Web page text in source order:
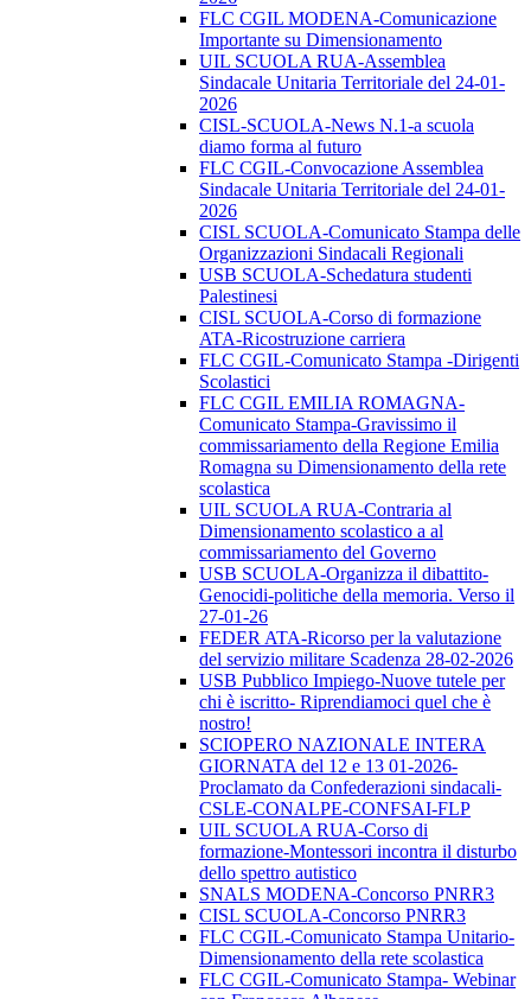
FLC CGIL MODENA-Comunicazione
Importante su Dimensionamento
UIL SCUOLA RUA-Assemblea
Sindacale Unitaria Territoriale del 24-01-
2026
CISL-SCUOLA-News N.1-a scuola
diamo forma al futuro
FLC CGIL-Convocazione Assemblea
Sindacale Unitaria Territoriale del 24-01-
2026
CISL SCUOLA-Comunicato Stampa delle
Organizzazioni Sindacali Regionali
USB SCUOLA-Schedatura studenti
Palestinesi
CISL SCUOLA-Corso di formazione
ATA-Ricostruzione carriera
FLC CGIL-Comunicato Stampa -Dirigenti
Scolastici
FLC CGIL EMILIA ROMAGNA-
Comunicato Stampa-Gravissimo il
commissariamento della Regione Emilia
Romagna su Dimensionamento della rete
scolastica
UIL SCUOLA RUA-Contraria al
Dimensionamento scolastico a al
commissariamento del Governo
USB SCUOLA-Organizza il dibattito-
Genocidi-politiche della memoria. Verso il
27-01-26
FEDER ATA-Ricorso per la valutazione
del servizio militare Scadenza 28-02-2026
USB Pubblico Impiego-Nuove tutele per
chi è iscritto- Riprendiamoci quel che è
nostro!
SCIOPERO NAZIONALE INTERA
GIORNATA del 12 e 13 01-2026-
Proclamato da Confederazioni sindacali-
CSLE-CONALPE-CONFSAI-FLP
UIL SCUOLA RUA-Corso di
formazione-Montessori incontra il disturbo
dello spettro autistico
SNALS MODENA-Concorso PNRR3
CISL SCUOLA-Concorso PNRR3
FLC CGIL-Comunicato Stampa Unitario-
Dimensionamento della rete scolastica
FLC CGIL-Comunicato Stampa- Webinar